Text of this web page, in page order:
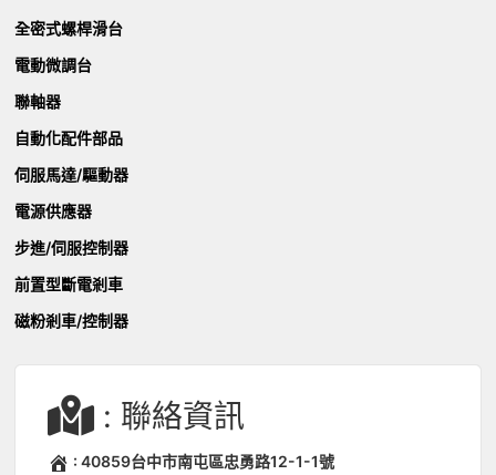
全密式螺桿滑台
電動微調台
聯軸器
自動化配件部品
伺服馬達/驅動器
電源供應器
步進/伺服控制器
前置型斷電剎車
磁粉剎車/控制器
: 聯絡資訊
: 40859台中市南屯區忠勇路12-1-1號